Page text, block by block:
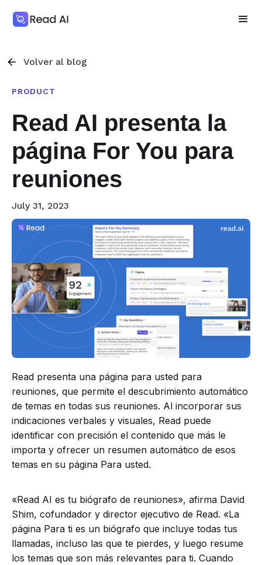
Volver al blog
PRODUCT
Read AI presenta la
página For You para
reuniones
July 31, 2023
Read presenta una página para usted para
reuniones, que permite el descubrimiento automático
de temas en todas sus reuniones. Al incorporar sus
indicaciones verbales y visuales, Read puede
identificar con precisión el contenido que más le
importa y ofrecer un resumen automático de esos
temas en su página Para usted.
«Read AI es tu biógrafo de reuniones», afirma David
Shim, cofundador y director ejecutivo de Read. «La
página Para ti es un biógrafo que incluye todas tus
llamadas, incluso las que te pierdes, y luego resume
los temas que son más relevantes para ti. Cuando